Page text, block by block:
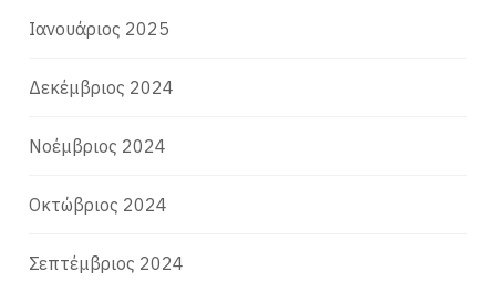
Ιανουάριος 2025
Δεκέμβριος 2024
Νοέμβριος 2024
Οκτώβριος 2024
Σεπτέμβριος 2024